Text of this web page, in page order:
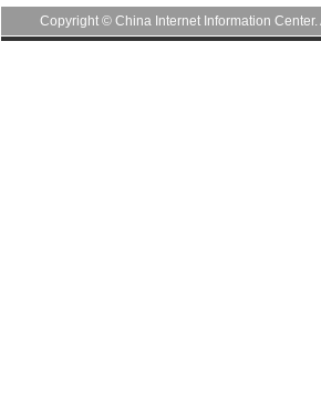
Copyright © China Internet Information